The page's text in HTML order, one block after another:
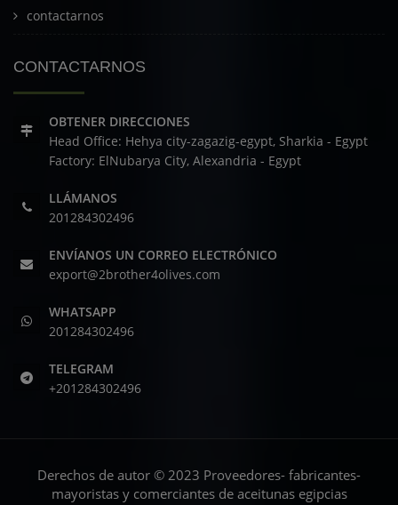
contactarnos
CONTACTARNOS
OBTENER DIRECCIONES
Head Office: Hehya city-zagazig-egypt, Sharkia - Egypt
Factory: ElNubarya City, Alexandria - Egypt
LLÁMANOS
201284302496
ENVÍANOS UN CORREO ELECTRÓNICO
export@2brother4olives.com
WHATSAPP
201284302496
TELEGRAM
+201284302496
Derechos de autor © 2023 Proveedores- fabricantes-
mayoristas y comerciantes de aceitunas egipcias